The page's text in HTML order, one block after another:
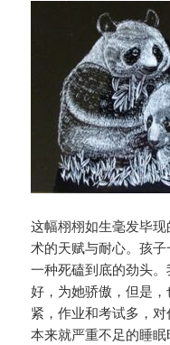
这幅栩栩如生毫发毕
术的天赋与耐心。孩
一种死磕到底的劲头
好，为她骄傲，但是
紧，作业和考试多，
本来就严重不足的睡